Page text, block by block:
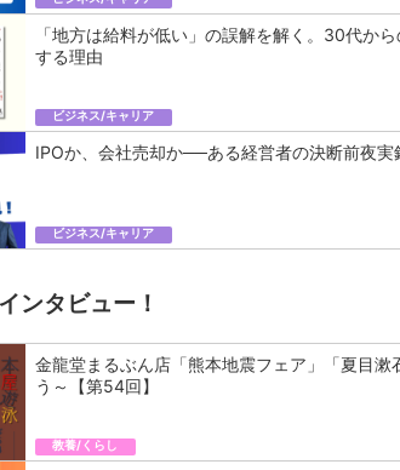
「地方は給料が低い」の誤解を解く。30代か
する理由
ビジネス/キャリア
IPOか、会社売却か──ある経営者の決断前夜実
ビジネス/キャリア
ンタビュー！
金龍堂まるぶん店「熊本地震フェア」「夏目
う～【第54回】
教養/くらし